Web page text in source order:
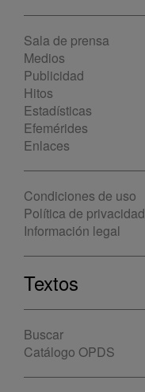
Sala de prensa
Medios
Publicidad
Hitos
Estadísticas
Efemérides
Enlaces
Condiciones de uso
Política de privacidad
Información legal
Textos
Buscar
Catálogo OPDS